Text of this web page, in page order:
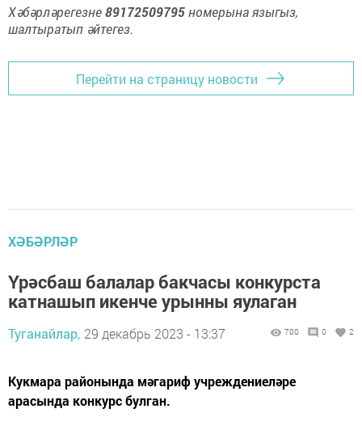
Хәбәрләрегезне89172509795номерына языгыз,
шалтыратып әйтегез.
Перейти на страницу новости
ХӘБӘРЛӘР
Үрәсбаш балалар бакчасы конкурста
катнашып икенче урынны яулаган
Туганайлар, 29 декабрь 2023 - 13:37 700 0 2
Кукмара районында мәгариф учреждениеләре
арасында конкурс булган.